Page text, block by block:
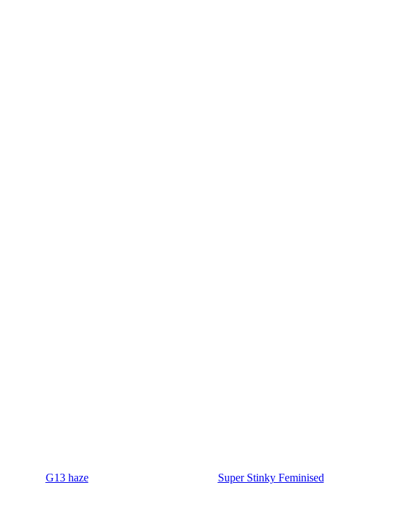
G13 haze Super Stinky Feminised